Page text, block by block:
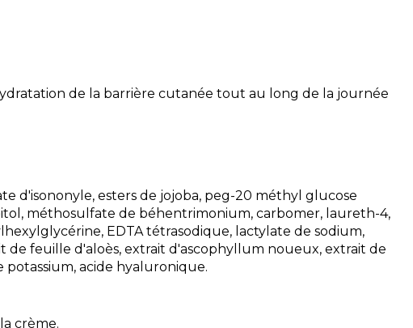
de la barrière cutanée tout au long de la journée
d'isononyle, esters de jojoba, peg-20 méthyl glucose
méthosulfate de béhentrimonium, carbomer, laureth-4,
EDTA tétrasodique, lactylate de sodium,
de feuille d'aloès, extrait d'ascophyllum noueux, extrait de
potassium, acide hyaluronique.
crème.